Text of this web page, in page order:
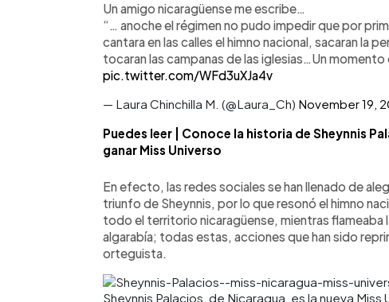
Un amigo nicaragüense me escribe…
“… anoche el régimen no pudo impedir que por
cantara en las calles el himno nacional, sacaran la
tocaran las campanas de las iglesias…Un
pic.twitter.com/WFd3uXJa4v
— Laura Chinchilla M. (@Laura_Ch) November 19,
Puedes leer | Conoce la historia de Sheynnis
ganar Miss Universo
En efecto, las redes sociales se han llenado de
triunfo de Sheynnis, por lo que resonó el himno
todo el territorio nicaragüense, mientras flameaba
algarabía; todas estas, acciones que han sido
orteguista.
Sheynnis Palacios, de Nicaragua, es la nueva